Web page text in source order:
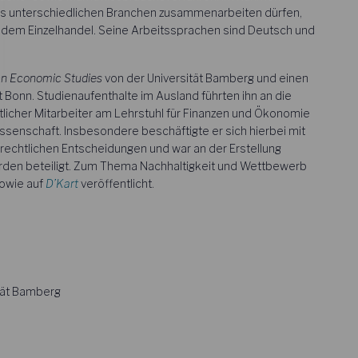
Branchen zusammenarbeiten dürfen,
Einzelhandel. Seine Arbeitssprachen sind Deutsch und
Economic Studiesvon der Universität Bamberg und einen
Bonn. Studienaufenthalte im Ausland führten ihn an die
Mitarbeiter am Lehrstuhl für Finanzen und Ökonomie
Insbesondere beschäftigte er sich hierbei mit
Entscheidungen und war an der Erstellung
beteiligt. Zum Thema Nachhaltigkeit und Wettbewerb
auf D’Kartveröffentlicht.
Bamberg